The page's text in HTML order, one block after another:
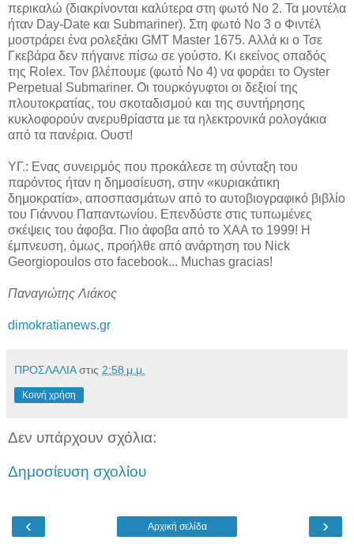
περικαλώ (διακρίνονται καλύτερα στη φωτό Νο 2. Τα μοντέλα
ήταν Day-Date και Submariner). Στη φωτό Νο 3 ο Φιντέλ
μοστράρει ένα ρολεξάκι GMT Master 1675. Αλλά κι ο Τσε
Γκεβάρα δεν πήγαινε πίσω σε γούστο. Κι εκείνος οπαδός
της Rolex. Τον βλέπουμε (φωτό Νο 4) να φοράει το Oyster
Perpetual Submariner. Οι τουρκόγυφτοι οι δεξιοί της
πλουτοκρατίας, του σκοταδισμού και της συντήρησης
κυκλοφορούν ανερυθρίαστα με τα ηλεκτρονικά ρολογάκια
από τα πανέρια. Ουστ!
ΥΓ.: Ενας συνειρμός που προκάλεσε τη σύνταξη του
παρόντος ήταν η δημοσίευση, στην «κυριακάτικη
δημοκρατία», αποσπασμάτων από το αυτοβιογραφικό βιβλίο
του Γιάννου Παπαντωνίου. Επενδύστε στις τυπωμένες
σκέψεις του άφοβα. Πιο άφοβα από το ΧΑΑ το 1999! Η
έμπνευση, όμως, προήλθε από ανάρτηση του Nick
Georgiopoulos στο facebook... Muchas gracias!
Παναγιώτης Λιάκος
dimokratianews.gr
ΠΡΟΣΛΑΛΙΑ στις 2:58 μ.μ.
Κοινή χρήση
Δεν υπάρχουν σχόλια:
Δημοσίευση σχολίου
‹ ›
Αρχική σελίδα